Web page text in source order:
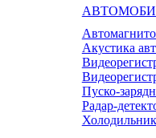
Акустика
Пуско-
Радар-